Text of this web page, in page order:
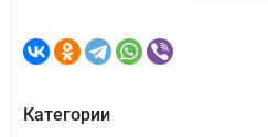
Категории